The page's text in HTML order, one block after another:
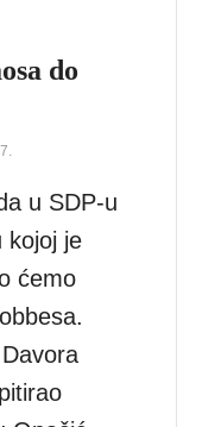
do
u SDP-u
kojoj je
ćemo